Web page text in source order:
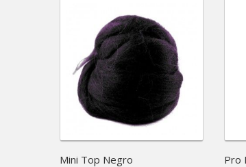
Mini Top Negro Pro